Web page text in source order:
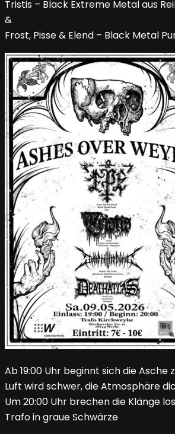
Tristis – Black Extreme Metal aus
&
Frost, Pisse & Elend – Black Metal
Ab 19:00 Uhr beginnt sich die Asche
Luft wird schwer, die Atmosphäre
Um 20:00 Uhr brechen die Klänge
Trafo in graue Schwärze